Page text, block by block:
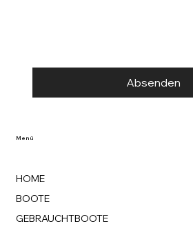
Menü
HOME
BOOTE
GEBRAUCHTBOOTE
Absenden